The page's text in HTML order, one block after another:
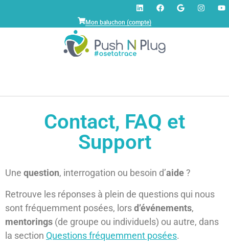
Mon baluchon (compte)
Contact, FAQ et
Support
Une question, interrogation ou besoin d’aide?
Retrouve les réponses à plein de questions qui nous
sont fréquemment posées, lorsd’événements,
mentorings (de groupe ou individuels) ou autre, dans
la section Questions fréquemment posées.